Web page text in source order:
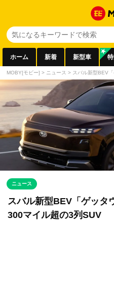
ホーム 新着 新型車
MOBY[モビー] > ニュース > スバル新型BEV
ニュース
スバル新型BEV「ゲッ
300マイル超の3列SUV